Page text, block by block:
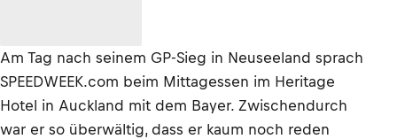
Am Tag nach seinem GP-Sieg in Neuseeland sprach
SPEEDWEEK.com beim Mittagessen im Heritage
Hotel in Auckland mit dem Bayer. Zwischendurch
war er so überwältig, dass er kaum noch reden